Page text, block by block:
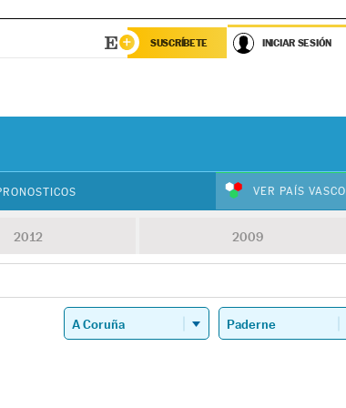
SUSCRÍBETE INICIAR SESIÓN
VER PAÍS VASCO
2012 2009